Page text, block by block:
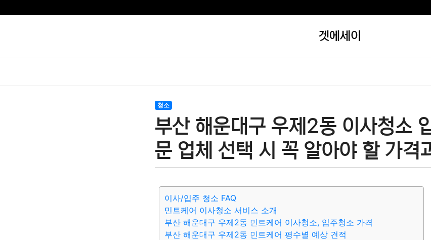
겟에세이
청소
부산 해운대구 우제2동 이사청소
문 업체 선택 시 꼭 알아야 할 가격
이사/입주 청소 FAQ
민트케어 이사청소 서비스 소개
부산 해운대구 우제2동 민트케어 이사청소, 입주청소 가격
부산 해운대구 우제2동 민트케어 평수별 예상 견적